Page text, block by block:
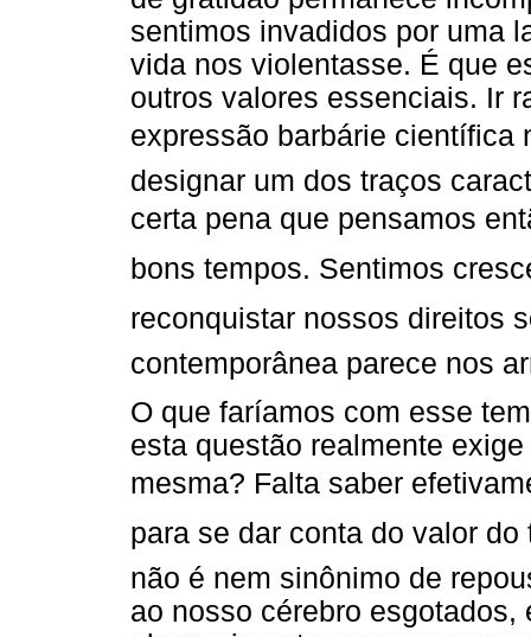
sentimos invadidos por uma
vida nos violentasse. É que
outros valores essenciais. Ir
expressão barbárie
designar um dos traços
certa pena que pensamos
bons tempos. Sentimos
reconquistar nossos direitos
contemporânea parece nos
O que faríamos com esse
esta questão realmente
mesma? Falta saber
para se dar conta do valor do
não é nem sinônimo de
ao nosso cérebro